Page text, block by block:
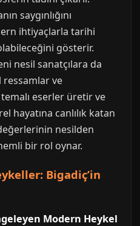
saygınlığını
ihtiyaçlarla tarihi
gösterir.
nesil sanatçılara da
ressamlar ve
eserler üretir ve
hayatına canlılık katan
nesilden
bir rol oynar.
Bigadiç’in
Modern Heykel